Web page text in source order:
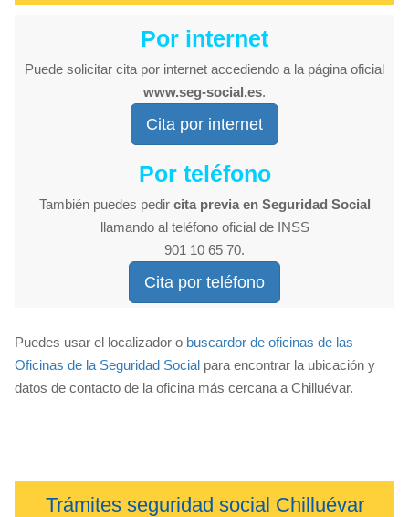
Por internet
Puede solicitar cita por internet accediendo a la página oficial
www.seg-social.es.
Cita por internet
Por teléfono
También puedes pedir cita previa en Seguridad Social
llamando al teléfono oficial de INSS
901 10 65 70.
Cita por teléfono
Puedes usar el localizador o buscardor de oficinas de las
Oficinas de la Seguridad Social para encontrar la ubicación y
datos de contacto de la oficina más cercana a Chilluévar.
Trámites seguridad social Chilluévar